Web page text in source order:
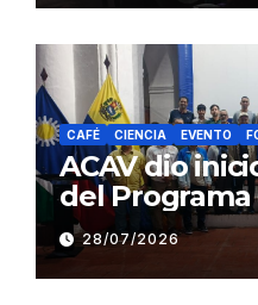
CAFÉ CIENCIA EVENTO
ACAV dio
del
en
Sistemas
Café
28/07/2026